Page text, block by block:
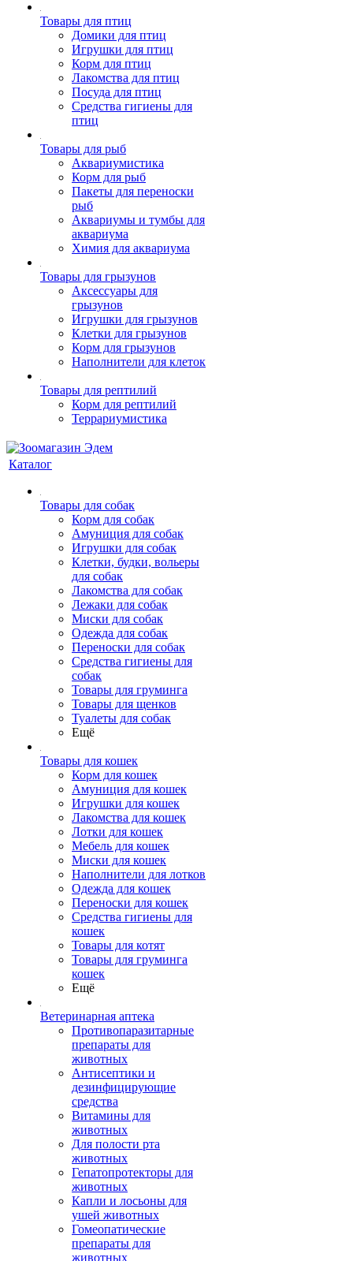
Товары для птиц
Домики для птиц
Игрушки для птиц
Корм для птиц
Лакомства для птиц
Посуда для птиц
Средства гигиены для
птиц
Товары для рыб
Аквариумистика
Корм для рыб
Пакеты для переноски
рыб
Аквариумы и тумбы для
аквариума
Химия для аквариума
Товары для грызунов
Аксессуары для
грызунов
Игрушки для грызунов
Клетки для грызунов
Корм для грызунов
Наполнители для клеток
Товары для рептилий
Корм для рептилий
Террариумистика
Каталог
Товары для собак
Корм для собак
Амуниция для собак
Игрушки для собак
Клетки, будки, вольеры
для собак
Лакомства для собак
Лежаки для собак
Миски для собак
Одежда для собак
Переноски для собак
Средства гигиены для
собак
Товары для груминга
Товары для щенков
Туалеты для собак
Ещё
Товары для кошек
Корм для кошек
Амуниция для кошек
Игрушки для кошек
Лакомства для кошек
Лотки для кошек
Мебель для кошек
Миски для кошек
Наполнители для лотков
Одежда для кошек
Переноски для кошек
Средства гигиены для
кошек
Товары для котят
Товары для груминга
кошек
Ещё
Ветеринарная аптека
Противопаразитарные
препараты для
животных
Антисептики и
дезинфицирующие
средства
Витамины для
животных
Для полости рта
животных
Гепатопротекторы для
животных
Капли и лосьоны для
ушей животных
Гомеопатические
препараты для
животных